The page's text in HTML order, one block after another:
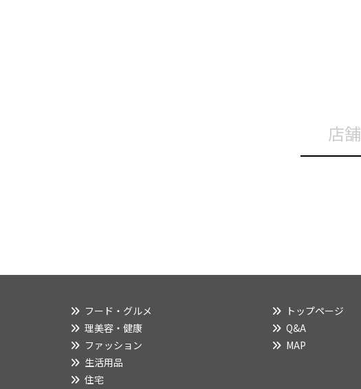
フード・グルメ
理美容・健康
ファッション
生活用品
住宅
トップページ
Q&A
MAP